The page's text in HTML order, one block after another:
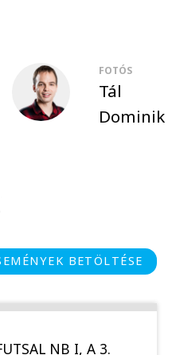
FOTÓS
Tál
Dominik
BETÖLTÉSE
NB I, A 3.